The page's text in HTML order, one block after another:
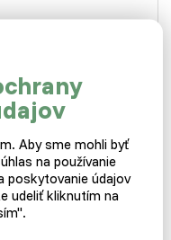
prášky a ďalšie sypký
Aby sme mohli byť
na používanie
poskytovanie údajov
udeliť kliknutím na